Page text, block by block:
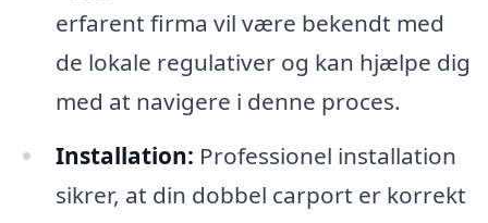
erfarent firma vil være bekendt med
de lokale regulativer og kan hjælpe dig
med at navigere i denne proces.
Installation: Professionel installation
sikrer, at din dobbel carport er korrekt